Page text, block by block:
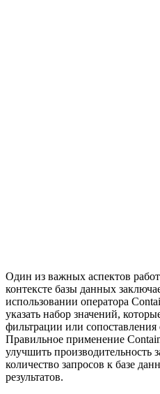
Один из важных аспектов
контексте базы данных
использовании оператора
указать набор значений,
фильтрации или
Правильное применение
улучшить производительность
количество запросов к базе
результатов.